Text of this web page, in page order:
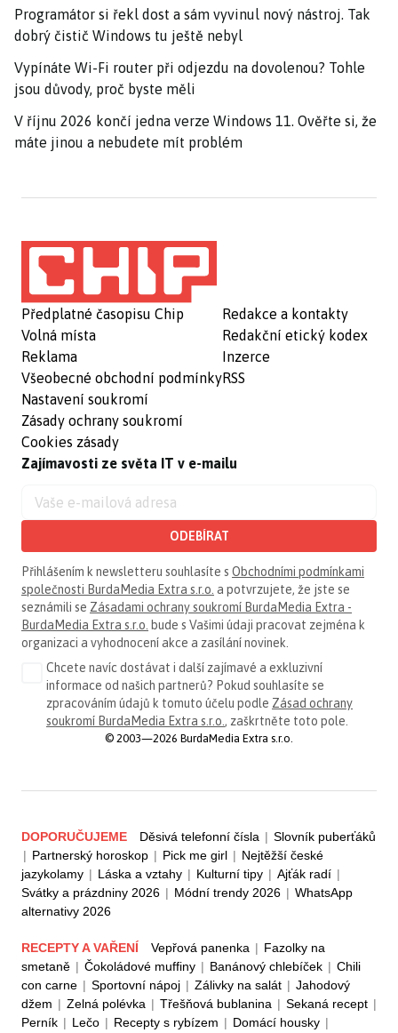
Programátor si řekl dost a sám vyvinul nový nástroj. Tak
dobrý čistič Windows tu ještě nebyl
Vypínáte Wi-Fi router při odjezdu na dovolenou? Tohle
jsou důvody, proč byste měli
V říjnu 2026 končí jedna verze Windows 11. Ověřte si, že
máte jinou a nebudete mít problém
Předplatné časopisu Chip
Volná místa
Reklama
Všeobecné obchodní podmínky
Nastavení soukromí
Zásady ochrany soukromí
Cookies zásady
Redakce a kontakty
Redakční etický kodex
Inzerce
RSS
Zajímavosti ze světa IT v e-mailu
ODEBÍRAT
Přihlášením k newsletteru souhlasíte s Obchodními podmínkami
společnosti BurdaMedia Extra s.r.o. a potvrzujete, že jste se
seznámili se Zásadami ochrany soukromí BurdaMedia Extra -
BurdaMedia Extra s.r.o. bude s Vašimi údaji pracovat zejména k
organizaci a vyhodnocení akce a zasílání novinek.
Chcete navíc dostávat i další zajímavé a exkluzivní
informace od našich partnerů? Pokud souhlasíte se
zpracováním údajů k tomuto účelu podle Zásad ochrany
soukromí BurdaMedia Extra s.r.o., zaškrtněte toto pole.
© 2003—2026 BurdaMedia Extra s.r.o.
DOPORUČUJEME Děsivá telefonní čísla | Slovník puberťáků
| Partnerský horoskop | Pick me girl | Nejtěžší české
jazykolamy | Láska a vztahy | Kulturní tipy | Ajťák radí |
Svátky a prázdniny 2026 | Módní trendy 2026 | WhatsApp
alternativy 2026
RECEPTY A VAŘENÍ Vepřová panenka | Fazolky na
smetaně | Čokoládové muffiny | Banánový chlebíček | Chili
con carne | Sportovní nápoj | Zálivky na salát | Jahodový
džem | Zelná polévka | Třešňová bublanina | Sekaná recept |
Perník | Lečo | Recepty s rybízem | Domácí housky |